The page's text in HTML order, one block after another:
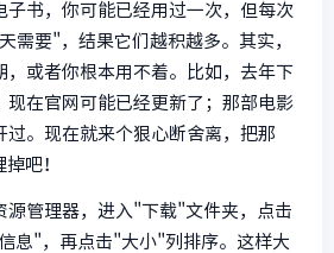
子书，你可能已经用过一次，但每次
需要"，结果它们越积越多。其实，
，或者你根本用不着。比如，去年下
现在官网可能已经更新了；那部电影
过。现在就来个狠心断舍离，把那
吧！
源管理器，进入"下载"文件夹，点击
息"，再点击"大小"列排序。这样大